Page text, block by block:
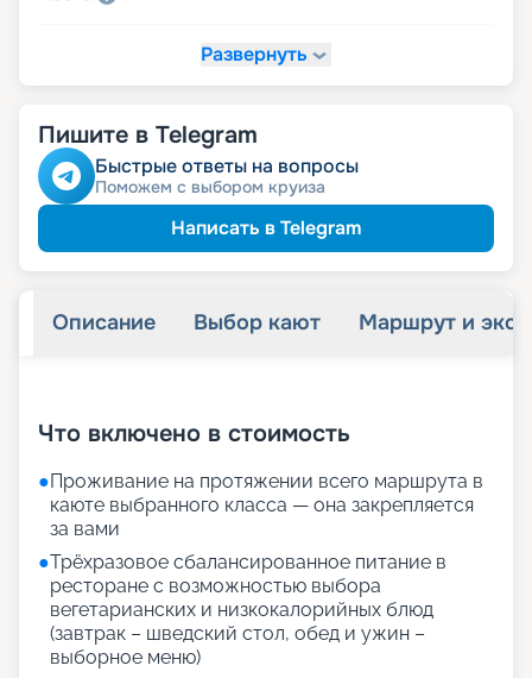
₽ / турист
-10% от 110 565 ₽/ турист
Скидкаветеранам
Скидка многодетнымсемьям
Скидка сотрудникам силовыхведомств
пенсионерам
Развернуть
Пишите в Telegram
Быстрые ответы на вопросы
Поможем с выбором круиза
Написать в Telegram
Описание Выбор кают Маршрут и
Что включено в стоимость
●Проживание на протяжении всего маршрута в
каюте выбранного класса — она закрепляется
за вами
●Трёхразовое сбалансированное питание в
ресторане с возможностью выбора
вегетарианских и низкокалорийных блюд
(завтрак – шведский стол, обед и ужин –
выборное меню)